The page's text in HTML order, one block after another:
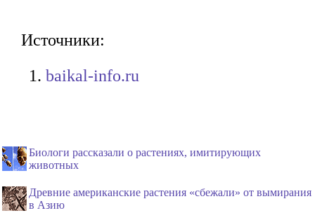
Источники:
baikal-info.ru
Биологи рассказали о растениях, имитирующих
животных
Древние американские растения «сбежали» от вымирания
в Азию